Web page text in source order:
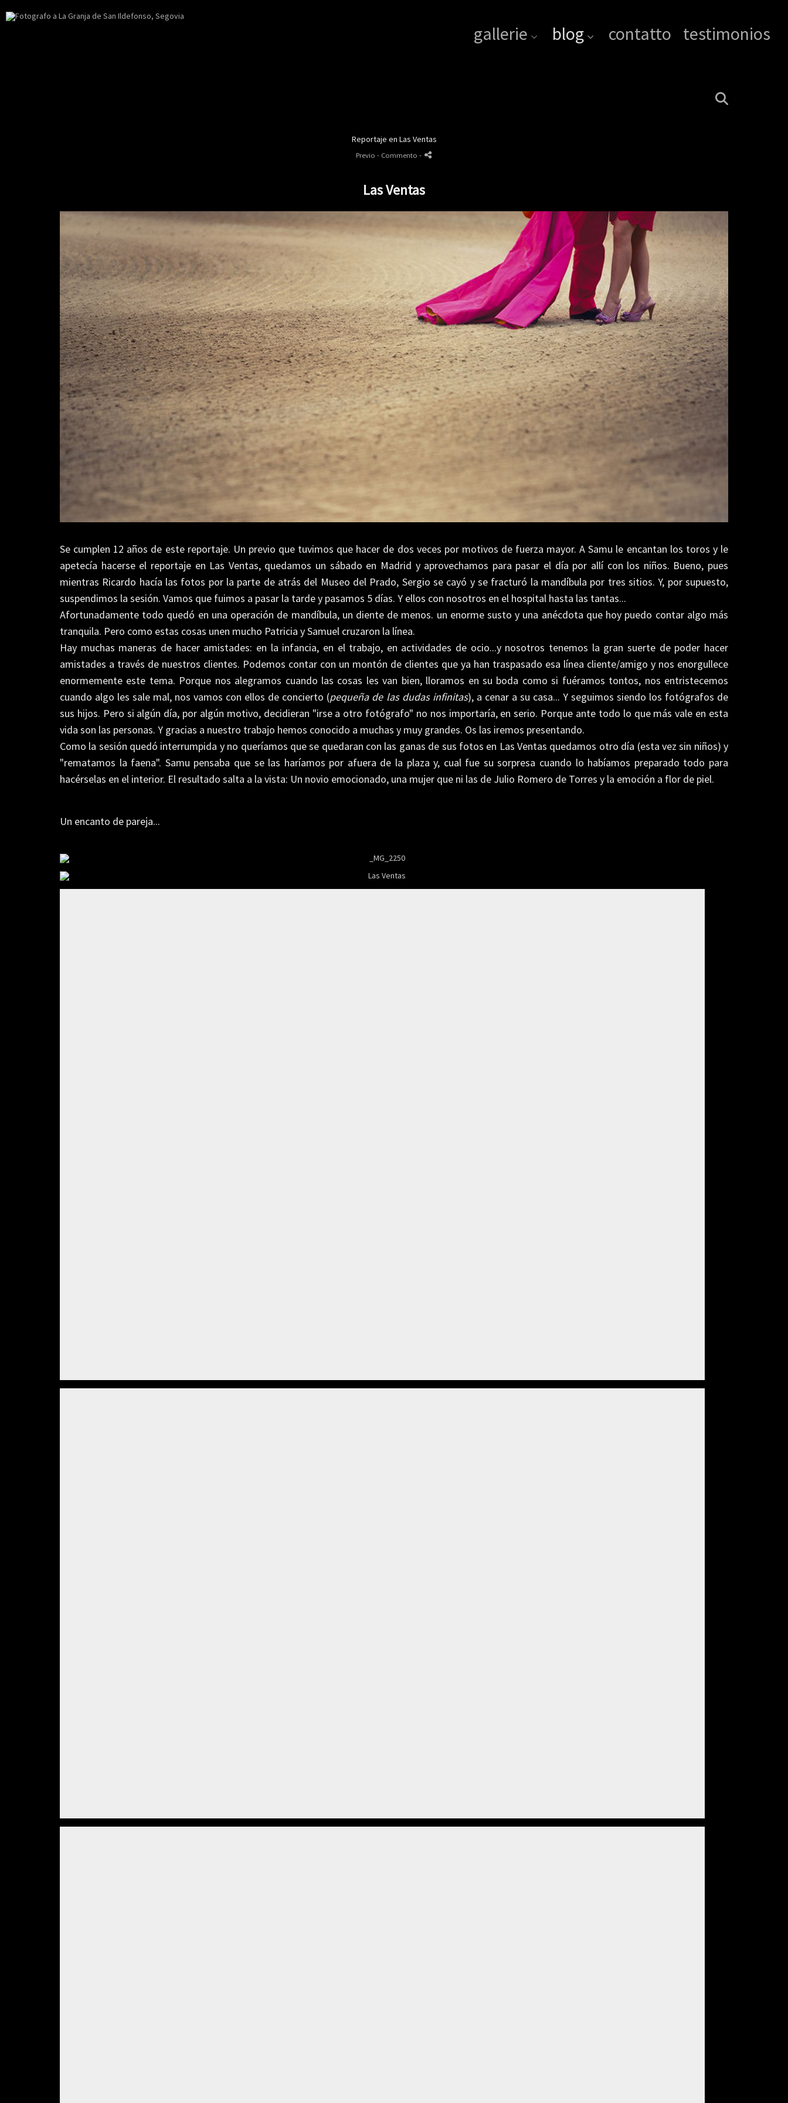
gallerie blog contatto testimonios
Reportaje en Las Ventas
Previo - Commento -
Las Ventas
Se cumplen 12 años de este reportaje. Un previo que tuvimos que hacer de dos veces por motivos de fuerza mayor. A Samu le encantan los toros y le
apetecía hacerse el reportaje en Las Ventas, quedamos un sábado en Madrid y aprovechamos para pasar el día por allí con los niños. Bueno, pues
mientras Ricardo hacía las fotos por la parte de atrás del Museo del Prado, Sergio se cayó y se fracturó la mandíbula por tres sitios. Y, por supuesto,
suspendimos la sesión. Vamos que fuimos a pasar la tarde y pasamos 5 días. Y ellos con nosotros en el hospital hasta las tantas...
Afortunadamente todo quedó en una operación de mandíbula, un diente de menos. un enorme susto y una anécdota que hoy puedo contar algo más
tranquila. Pero como estas cosas unen mucho Patricia y Samuel cruzaron la línea.
Hay muchas maneras de hacer amistades: en la infancia, en el trabajo, en actividades de ocio...y nosotros tenemos la gran suerte de poder hacer
amistades a través de nuestros clientes. Podemos contar con un montón de clientes que ya han traspasado esa línea cliente/amigo y nos enorgullece
enormemente este tema. Porque nos alegramos cuando las cosas les van bien, lloramos en su boda como si fuéramos tontos, nos entristecemos
cuando algo les sale mal, nos vamos con ellos de concierto (pequeña de las dudas infinitas), a cenar a su casa... Y seguimos siendo los fotógrafos de
sus hijos. Pero si algún día, por algún motivo, decidieran "irse a otro fotógrafo" no nos importaría, en serio. Porque ante todo lo que más vale en esta
vida son las personas. Y gracias a nuestro trabajo hemos conocido a muchas y muy grandes. Os las iremos presentando.
Como la sesión quedó interrumpida y no queríamos que se quedaran con las ganas de sus fotos en Las Ventas quedamos otro día (esta vez sin niños) y
"rematamos la faena". Samu pensaba que se las haríamos por afuera de la plaza y, cual fue su sorpresa cuando lo habíamos preparado todo para
hacérselas en el interior. El resultado salta a la vista: Un novio emocionado, una mujer que ni las de Julio Romero de Torres y la emoción a flor de piel.
Un encanto de pareja...